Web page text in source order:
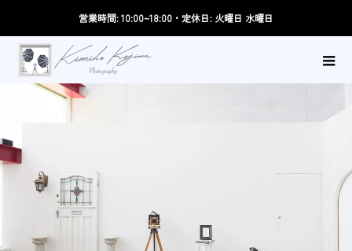
営業時間: 10:00~18:00・定休日: 火曜日 水曜日